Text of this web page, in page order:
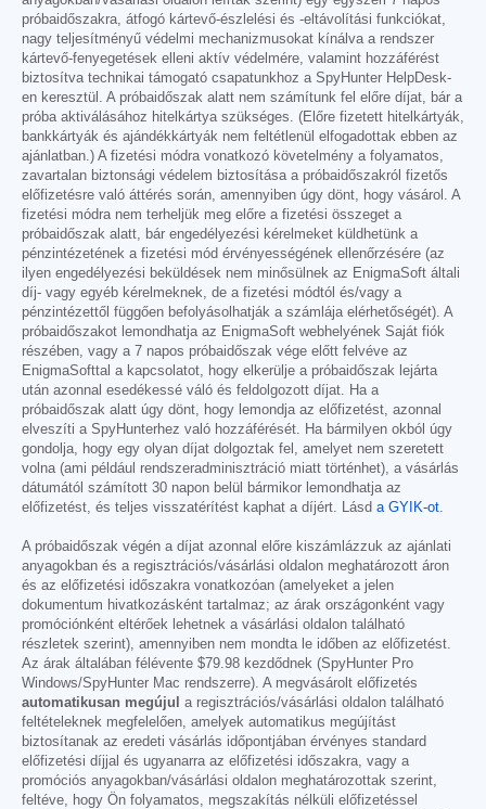
próbaidőszakra, átfogó kártevő-észlelési és -eltávolítási funkciókat,
nagy teljesítményű védelmi mechanizmusokat kínálva a rendszer
kártevő-fenyegetések elleni aktív védelmére, valamint hozzáférést
biztosítva technikai támogató csapatunkhoz a SpyHunter HelpDesk-
en keresztül. A próbaidőszak alatt nem számítunk fel előre díjat, bár a
próba aktiválásához hitelkártya szükséges. (Előre fizetett hitelkártyák,
bankkártyák és ajándékkártyák nem feltétlenül elfogadottak ebben az
ajánlatban.) A fizetési módra vonatkozó követelmény a folyamatos,
zavartalan biztonsági védelem biztosítása a próbaidőszakról fizetős
előfizetésre való áttérés során, amennyiben úgy dönt, hogy vásárol. A
fizetési módra nem terheljük meg előre a fizetési összeget a
próbaidőszak alatt, bár engedélyezési kérelmeket küldhetünk a
pénzintézetének a fizetési mód érvényességének ellenőrzésére (az
ilyen engedélyezési beküldések nem minősülnek az EnigmaSoft általi
díj- vagy egyéb kérelmeknek, de a fizetési módtól és/vagy a
pénzintézettől függően befolyásolhatják a számlája elérhetőségét). A
próbaidőszakot lemondhatja az EnigmaSoft webhelyének Saját fiók
részében, vagy a 7 napos próbaidőszak vége előtt felvéve az
EnigmaSofttal a kapcsolatot, hogy elkerülje a próbaidőszak lejárta
után azonnal esedékessé váló és feldolgozott díjat. Ha a
próbaidőszak alatt úgy dönt, hogy lemondja az előfizetést, azonnal
elveszíti a SpyHunterhez való hozzáférését. Ha bármilyen okból úgy
gondolja, hogy egy olyan díjat dolgoztak fel, amelyet nem szeretett
volna (ami például rendszeradminisztráció miatt történhet), a vásárlás
dátumától számított 30 napon belül bármikor lemondhatja az
előfizetést, és teljes visszatérítést kaphat a díjért. Lásd a GYIK-ot
A próbaidőszak végén a díjat azonnal előre kiszámlázzuk az ajánlati
anyagokban és a regisztrációs/vásárlási oldalon meghatározott áron
és az előfizetési időszakra vonatkozóan (amelyeket a jelen
dokumentum hivatkozásként tartalmaz; az árak országonként vagy
promóciónként eltérőek lehetnek a vásárlási oldalon található
részletek szerint), amennyiben nem mondta le időben az előfizetést.
Az árak általában félévente $79.98 kezdődnek (SpyHunter Pro
Windows/SpyHunter Mac rendszerre). A megvásárolt előfizetés
automatikusan megújul
a regisztrációs/vásárlási oldalon található
feltételeknek megfelelően, amelyek automatikus megújítást
biztosítanak az eredeti vásárlás időpontjában érvényes standard
előfizetési díjjal és ugyanarra az előfizetési időszakra, vagy a
promóciós anyagokban/vásárlási oldalon meghatározottak szerint,
feltéve, hogy Ön folyamatos, megszakítás nélküli előfizetéssel